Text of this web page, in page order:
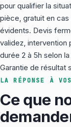
pour qualifier la
pièce, gratuit en
évidents. Devis
validez, intervention
durée 2 à 5h selon
Garantie de résultat
LA RÉPONSE À
Ce que